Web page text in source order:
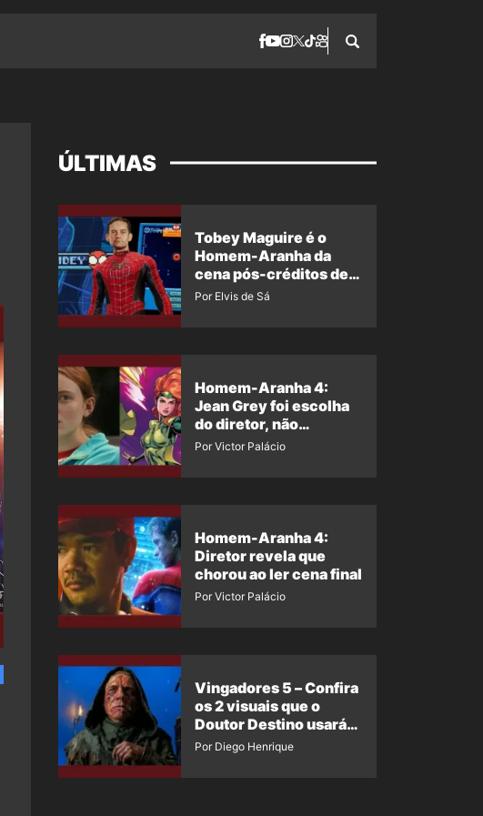
ÚLTIMAS
Tobey Maguire é o
Homem-Aranha da
cena pós-créditos de
Um Novo Dia?
Por Elvis de Sá
Homem-Aranha 4:
Jean Grey foi escolha
do diretor, não
imposição da Marvel
Por Victor Palácio
Homem-Aranha 4:
Diretor revela que
chorou ao ler cena final
Por Victor Palácio
Vingadores 5 – Confira
os 2 visuais que o
Doutor Destino usará
no filme
Por Diego Henrique